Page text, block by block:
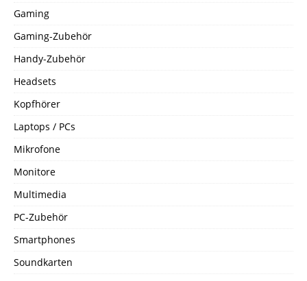
Gaming
Gaming-Zubehör
Handy-Zubehör
Headsets
Kopfhörer
Laptops / PCs
Mikrofone
Monitore
Multimedia
PC-Zubehör
Smartphones
Soundkarten